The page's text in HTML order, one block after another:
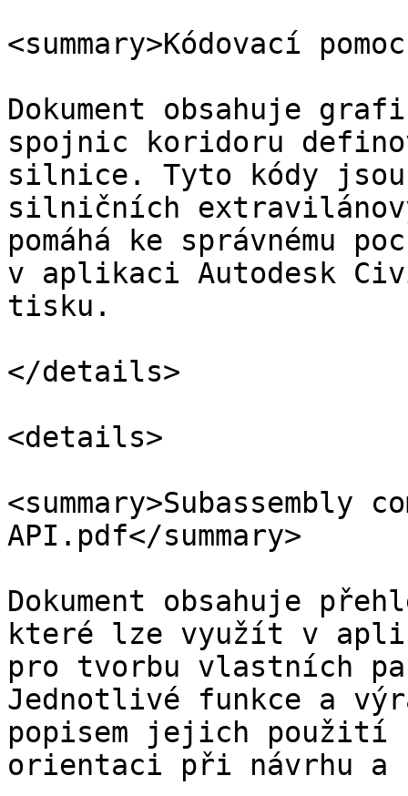
<summary>Kódovací
Dokument obsahuje
spojnic koridoru
silnice. Tyto kódy jsou
silničních
pomáhá ke správnému
v aplikaci Autodesk
tisku.
</details>
<details>
<summary>Subassembly
API.pdf</summary>
Dokument obsahuje
které lze využít v
pro tvorbu vlastních
Jednotlivé funkce a
popisem jejich použití
orientaci při návrhu a